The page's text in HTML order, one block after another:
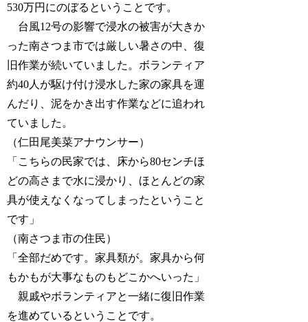
530万円にのぼるということです。
台風12号の影響で浸水の被害が大きか
った南さつま市では厳しい暑さの中、復
旧作業が続いていました。ボランティア
約40人が駆け付け浸水した家の家具を運
んだり、泥をかき出す作業などに追われ
ていました。
（仁田尾美菜アナウンサー）
「こちらの民家では、床から80センチほ
どの高さまで水に浸かり、ほとんどの家
具が使えなくなってしまったということ
です」
（南さつま市の住民）
「全部だめです。家具類が。家具から何
もかもが大事なものもどこかへいった」
親戚やボランティアと一緒に復旧作業
を進めているということです。